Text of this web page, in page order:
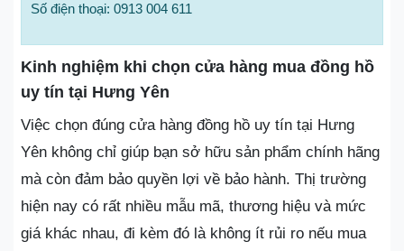
Số điện thoại: 0913 004 611
Kinh nghiệm khi chọn cửa hàng mua đồng hồ
uy tín tại Hưng Yên
Việc chọn đúng cửa hàng đồng hồ uy tín tại Hưng
Yên không chỉ giúp bạn sở hữu sản phẩm chính hãng
mà còn đảm bảo quyền lợi về bảo hành. Thị trường
hiện nay có rất nhiều mẫu mã, thương hiệu và mức
giá khác nhau, đi kèm đó là không ít rủi ro nếu mua